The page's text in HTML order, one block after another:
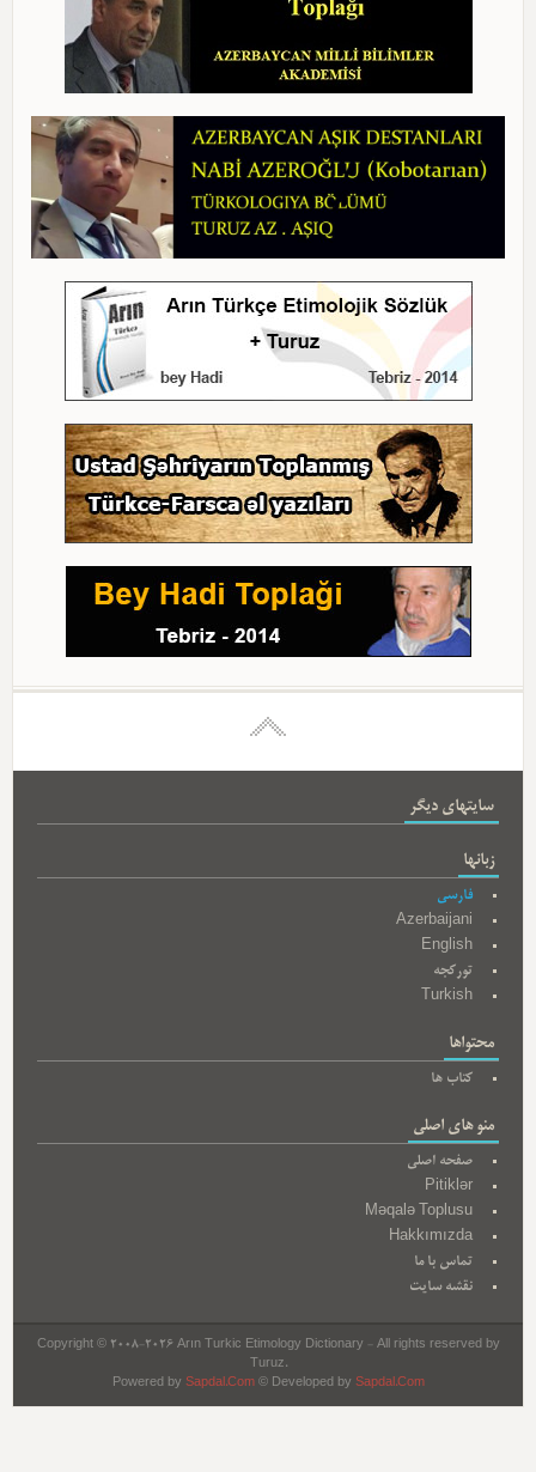
سایتهای دیگر
زبانها
فارسی
Azerbaijani
English
تورکجه
Turkish
محتواها
کتاب ها
منو های اصلی
صفحه اصلی
Pitiklər
Məqalə Toplusu
Hakkımızda
تماس با ما
نقشه سایت
Copyright © 2008-2026 Arın Turkic Etimology Dictionary - All rights reserved by
Turuz.
Powered by Sapdal.Com© Developed by Sapdal.Com